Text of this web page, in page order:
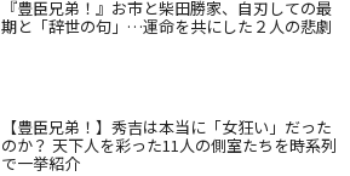
『豊臣兄弟！』お市と柴田勝家、自刃しての最
期と「辞世の句」…運命を共にした２人の悲劇
【豊臣兄弟！】秀吉は本当に「女狂い」だった
のか？ 天下人を彩った11人の側室たちを時系列
で一挙紹介